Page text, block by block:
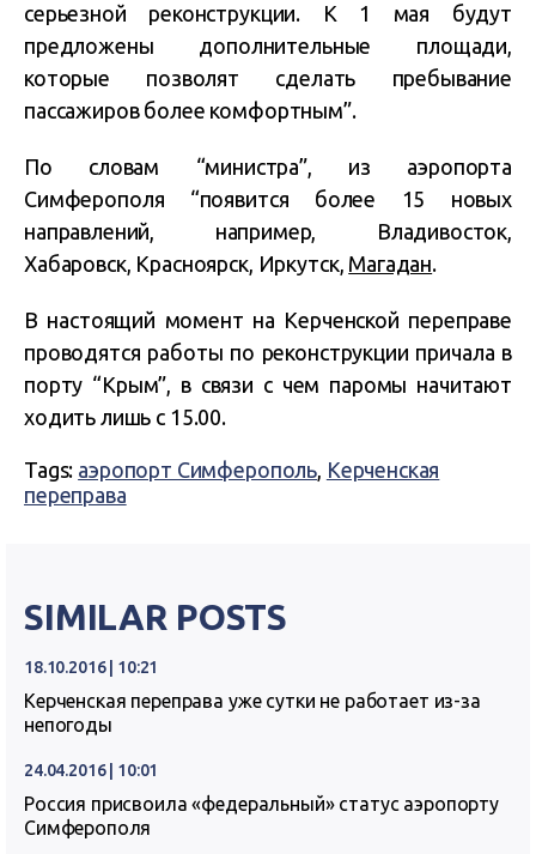
серьезной реконструкции. К 1 мая будут
предложены дополнительные площади,
которые позволят сделать пребывание
пассажиров более комфортным”.
По словам “министра”, из аэропорта
Симферополя “появится более 15 новых
направлений, например, Владивосток,
Хабаровск, Красноярск, Иркутск, Магадан.
В настоящий момент на Керченской переправе
проводятся работы по реконструкции причала в
порту “Крым”, в связи с чем паромы начитают
ходить лишь с 15.00.
Tags: аэропорт Симферополь, Керченская
переправа
SIMILAR POSTS
18.10.2016 | 10:21
Керченская переправа уже сутки не работает из-за
непогоды
24.04.2016 | 10:01
Россия присвоила «федеральный» статус аэропорту
Симферополя